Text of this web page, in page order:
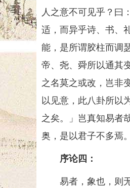
人之意不可见乎？曰
适，而异乎诗、书、
能，是所谓胶柱而调
帝、尧、舜所以通其
之名莫之或改，岂非
以见意，此八卦所以
之矣。」岂真知易者
奥，是以君子不多焉。
序论四：
易者，象也，则无